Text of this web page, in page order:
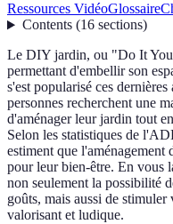
Ressources VidéoGlossaire
Contents(16 sections)
Le DIY jardin, ou "Do It
permettant d'embellir son
s'est popularisé ces
personnes recherchent une
d'aménager leur jardin tout
Selon les statistiques de
estiment que l'aménagement
pour leur bien-être. En vous
non seulement la possibilité
goûts, mais aussi de
valorisant et ludique.